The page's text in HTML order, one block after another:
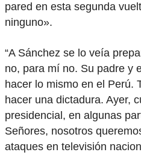
pared en esta segunda
ninguno».
“A Sánchez se lo veía
no, para mí no. Su padre y
hacer lo mismo en el Perú.
hacer una dictadura. Ayer,
presidencial, en algunas
Señores, nosotros
ataques en televisión